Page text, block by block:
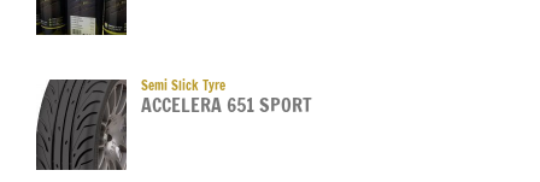
Semi Slick Tyre
ACCELERA 651 SPORT